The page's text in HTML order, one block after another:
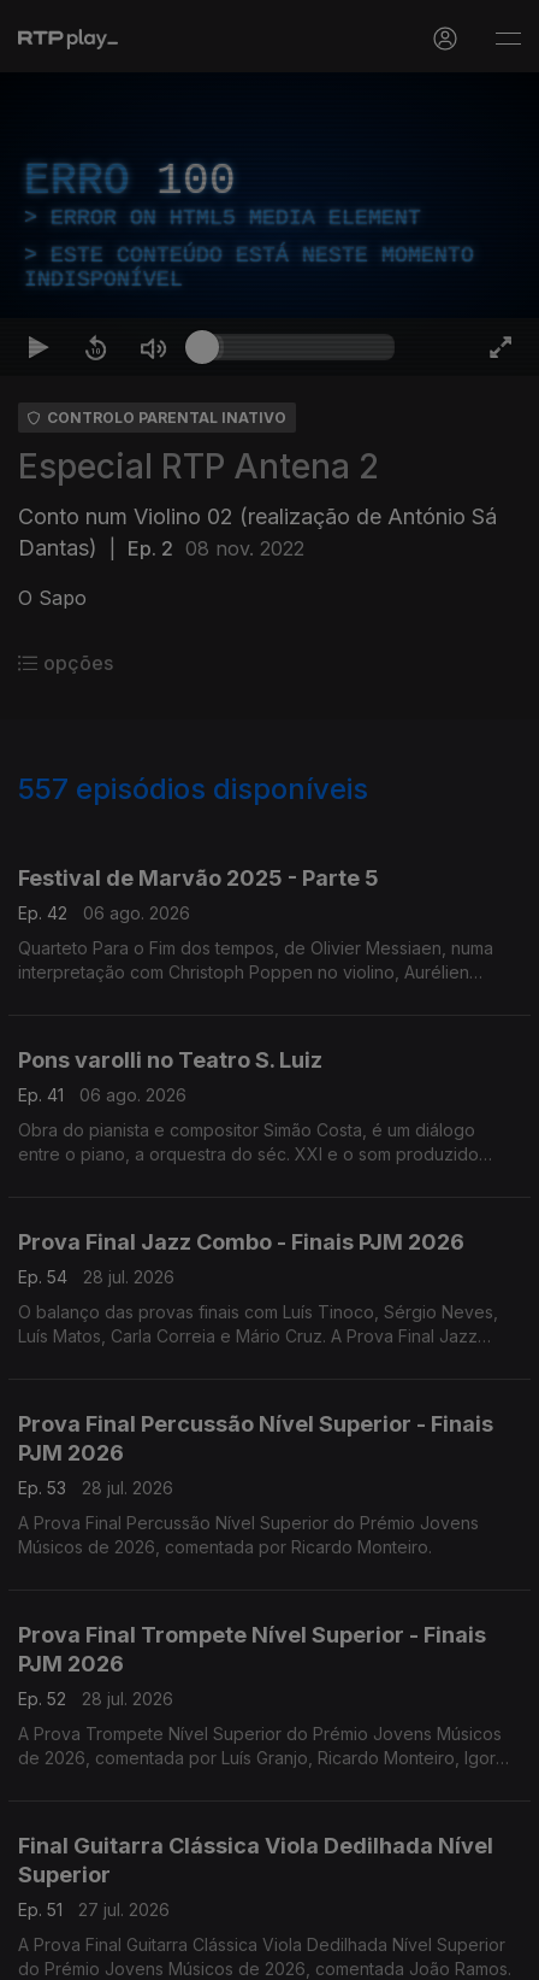
ERRO 100
ERROR ON HTML5 MEDIA ELEMENT
ESTE CONTEÚDO ESTÁ NESTE MOMENTO
INDISPONÍVEL
CONTROLO PARENTAL INATIVO
Especial RTP Antena 2
Conto num Violino 02 (realização de António Sá
Dantas)
Ep. 2 08 nov. 2022
O Sapo
opções
557 episódios disponíveis
Festival de Marvão 2025 - Parte 5
Ep. 42
06 ago. 2026
Quarteto Para o Fim dos tempos, de Olivier Messiaen, numa
interpretação com Christoph Poppen no violino, Aurélien
Pons varolli no Teatro S. Luiz
Ep. 41
06 ago. 2026
Obra do pianista e compositor Simão Costa, é um diálogo
entre o piano, a orquestra do séc. XXI e o som produzido
Prova Final Jazz Combo - Finais PJM 2026
Ep. 54
28 jul. 2026
O balanço das provas finais com Luís Tinoco, Sérgio Neves,
Luís Matos, Carla Correia e Mário Cruz. A Prova Final Jazz
Prova Final Percussão Nível Superior - Finais
PJM 2026
Ep. 53
28 jul. 2026
A Prova Final Percussão Nível Superior do Prémio Jovens
Músicos de 2026, comentada por Ricardo Monteiro.
Prova Final Trompete Nível Superior - Finais
PJM 2026
Ep. 52
28 jul. 2026
A Prova Trompete Nível Superior do Prémio Jovens Músicos
de 2026, comentada por Luís Granjo, Ricardo Monteiro, Igor
Final Guitarra Clássica Viola Dedilhada Nível
Superior
Ep. 51
27 jul. 2026
A Prova Final Guitarra Clássica Viola Dedilhada Nível Superior
do Prémio Jovens Músicos de 2026, comentada João Ramos.